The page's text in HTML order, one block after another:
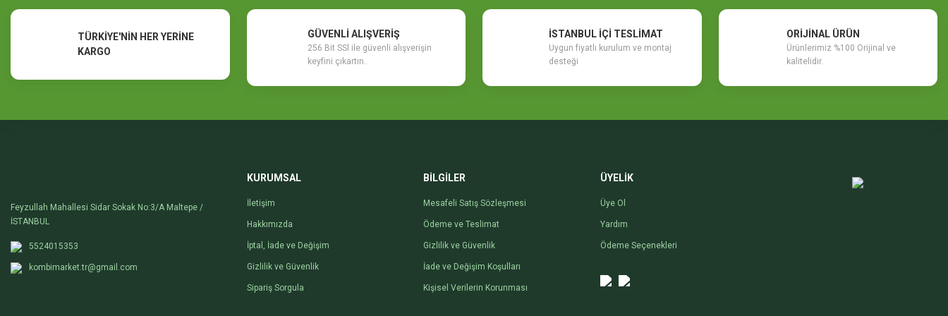
Gönder
TÜRKİYE'NİN HER YERİNE
KARGO
GÜVENLİ ALIŞVERİŞ
256 Bit SSl ile güvenli alışverişin
keyfini çıkartın.
İSTANBUL İÇİ TESLİMAT
Uygun fiyatlı kurulum ve montaj
desteği
ORİJİNAL ÜRÜN
Ürünlerimiz %100 Orijinal ve
kalitelidir.
Feyzullah Mahallesi Sidar Sokak No:3/A Maltepe /
İSTANBUL
5524015353
kombimarket.tr@gmail.com
KURUMSAL
İletişim
Hakkımızda
İptal, İade ve Değişim
Gizlilik ve Güvenlik
Sipariş Sorgula
BİLGİLER
Mesafeli Satış Sözleşmesi
Ödeme ve Teslimat
Gizlilik ve Güvenlik
İade ve Değişim Koşulları
Kişisel Verilerin Korunması
ÜYELİK
Üye Ol
Yardım
Ödeme Seçenekleri